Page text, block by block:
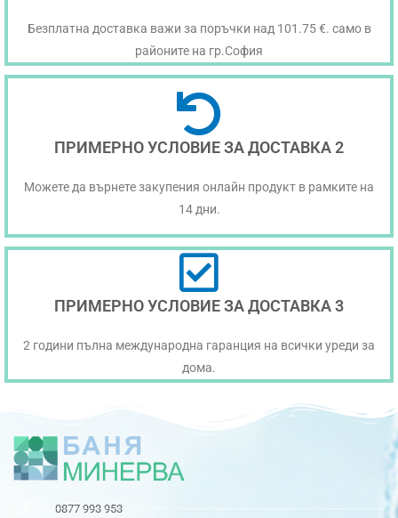
Безплатна доставка важи за поръчки над 101.75 €. само в
районите на гр.София
ПРИМЕРНО УСЛОВИЕ ЗА ДОСТАВКА 2
Можете да върнете закупения онлайн продукт в рамките на
14 дни.
ПРИМЕРНО УСЛОВИЕ ЗА ДОСТАВКА 3
2 години пълна международна гаранция на всички уреди за
дома.
0877 993 953